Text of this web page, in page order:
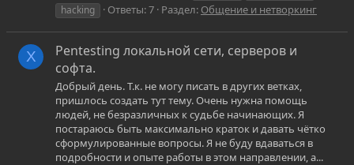
hacking
Ответы: 7 Раздел: Общение и нетворкинг
X
Pentesting локальной сети, серверов и
софта.
Добрый день. Т.к. не могу писать в других ветках,
пришлось создать тут тему. Очень нужна помощь
людей, не безразличных к судьбе начинающих. Я
постараюсь быть максимально краток и давать чётко
сформулированные вопросы. Я не буду вдаваться в
подробности и опыте работы в этом направлении, а...